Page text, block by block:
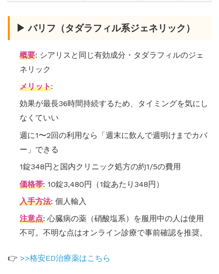
▶ バリフ（タダラフィル系ジェネリック）
概要: シアリスと同じ有効成分・タダラフィルのジェ
ネリック
メリット:
効果が最長36時間持続するため、タイミングを気にし
なくていい
週に1〜2回の利用なら「週末に飲んで週明けまでカバ
ー」できる
1錠348円と国内クリニック処方の約1/5の費用
価格帯: 10錠3,480円（1錠あたり348円）
入手方法: 個人輸入
注意点: 心臓病の薬（硝酸塩系）を服用中の人は使用
不可。不明な点はオンライン診療で事前確認を推奨。
👉 >>格安ED治療薬はこちら